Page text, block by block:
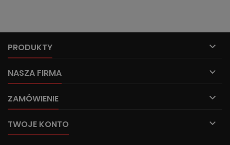
PRODUKTY 
NASZA FIRMA 
ZAMÓWIENIE 
TWOJE KONTO 